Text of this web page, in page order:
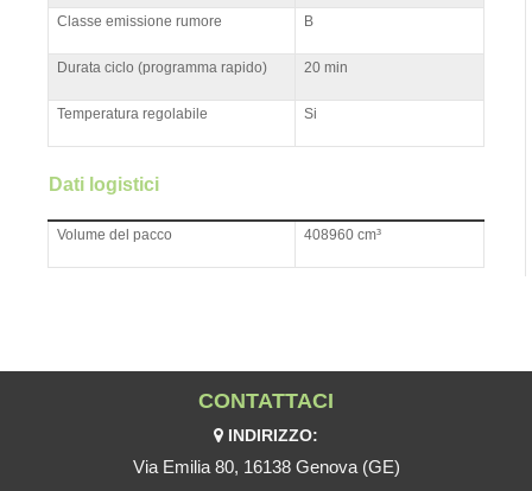
Classe emissione rumore B
Durata ciclo (programma rapido) 20 min
Temperatura regolabile Si
Dati logistici
Volume del pacco 408960 cm³
CONTATTACI
INDIRIZZO:
Via Emilia 80, 16138 Genova (GE)